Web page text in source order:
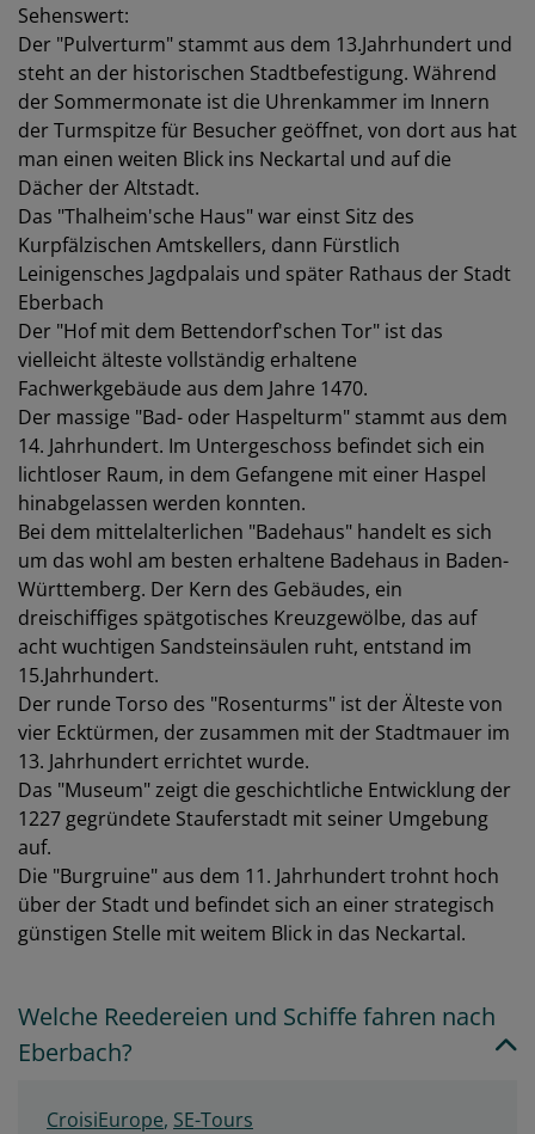
Sehenswert:
Der "Pulverturm" stammt aus dem 13.Jahrhundert und
steht an der historischen Stadtbefestigung. Während
der Sommermonate ist die Uhrenkammer im Innern
der Turmspitze für Besucher geöffnet, von dort aus hat
man einen weiten Blick ins Neckartal und auf die
Dächer der Altstadt.
Das "Thalheim'sche Haus" war einst Sitz des
Kurpfälzischen Amtskellers, dann Fürstlich
Leinigensches Jagdpalais und später Rathaus der Stadt
Eberbach
Der "Hof mit dem Bettendorf'schen Tor" ist das
vielleicht älteste vollständig erhaltene
Fachwerkgebäude aus dem Jahre 1470.
Der massige "Bad- oder Haspelturm" stammt aus dem
14. Jahrhundert. Im Untergeschoss befindet sich ein
lichtloser Raum, in dem Gefangene mit einer Haspel
hinabgelassen werden konnten.
Bei dem mittelalterlichen "Badehaus" handelt es sich
um das wohl am besten erhaltene Badehaus in Baden-
Württemberg. Der Kern des Gebäudes, ein
dreischiffiges spätgotisches Kreuzgewölbe, das auf
acht wuchtigen Sandsteinsäulen ruht, entstand im
15.Jahrhundert.
Der runde Torso des "Rosenturms" ist der Älteste von
vier Ecktürmen, der zusammen mit der Stadtmauer im
13. Jahrhundert errichtet wurde.
Das "Museum" zeigt die geschichtliche Entwicklung der
1227 gegründete Stauferstadt mit seiner Umgebung
auf.
Die "Burgruine" aus dem 11. Jahrhundert trohnt hoch
über der Stadt und befindet sich an einer strategisch
günstigen Stelle mit weitem Blick in das Neckartal.
Welche Reedereien und Schiffe fahren nach
Eberbach?
CroisiEurope, SE-Tours